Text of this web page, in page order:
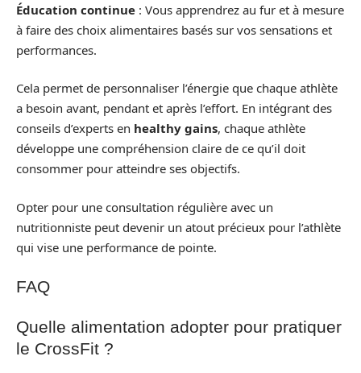
Éducation continue : Vous apprendrez au fur et à mesure
à faire des choix alimentaires basés sur vos sensations et
performances.
Cela permet de personnaliser l’énergie que chaque athlète
a besoin avant, pendant et après l’effort. En intégrant des
conseils d’experts en healthy gains, chaque athlète
développe une compréhension claire de ce qu’il doit
consommer pour atteindre ses objectifs.
Opter pour une consultation régulière avec un
nutritionniste peut devenir un atout précieux pour l’athlète
qui vise une performance de pointe.
FAQ
Quelle alimentation adopter pour pratiquer
le CrossFit ?